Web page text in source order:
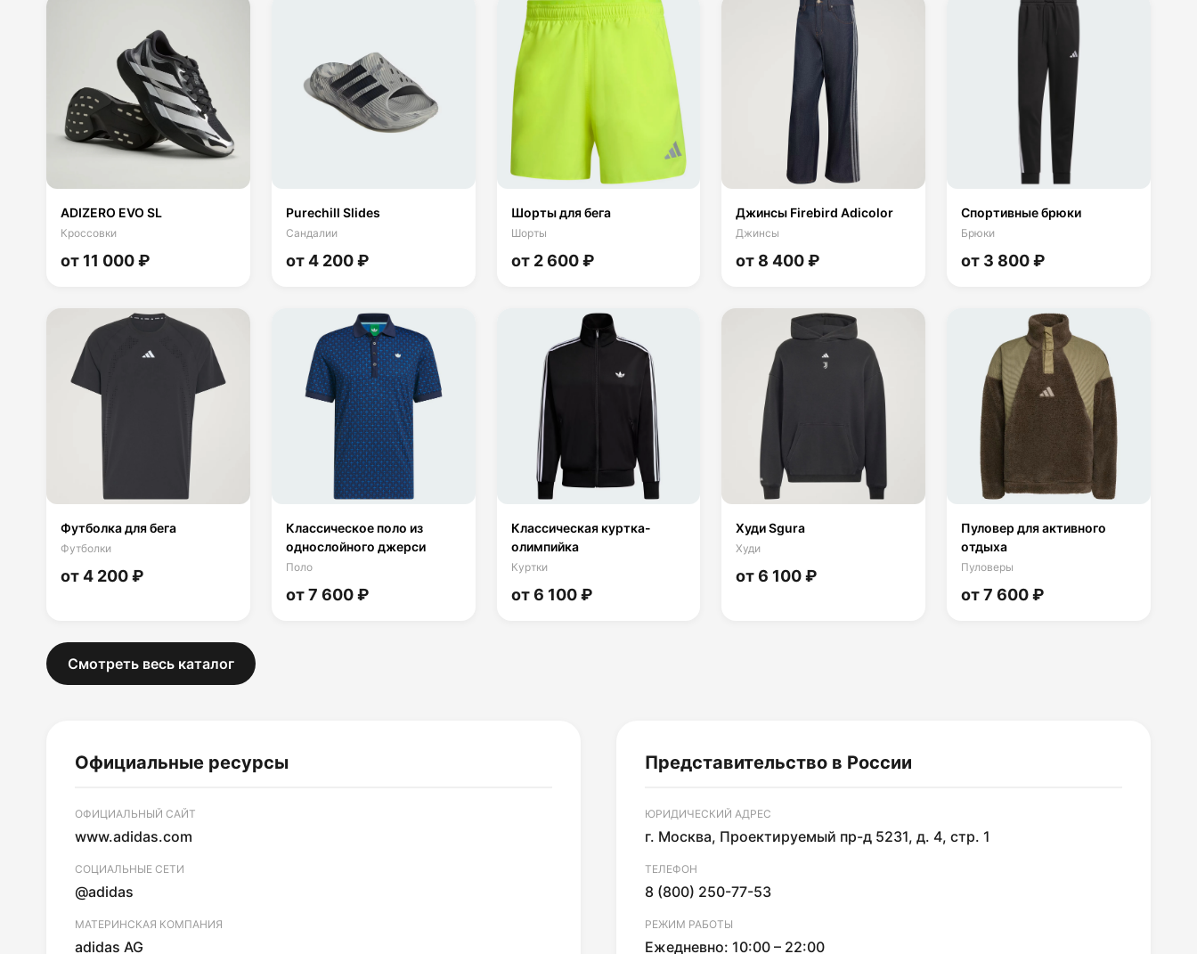
ADIZERO EVO SL
Кроссовки
от 11 000 ₽
Purechill Slides
Сандалии
от 4 200 ₽
Шорты для бега
Шорты
от 2 600 ₽
Джинсы Firebird Adicolor
Джинсы
от 8 400 ₽
Спортивные брюки
Брюки
от 3 800 ₽
Футболка для бега
Футболки
от 4 200 ₽
Классическое поло из
однослойного джерси
Поло
от 7 600 ₽
Классическая куртка-
олимпийка
Куртки
от 6 100 ₽
Худи Sgura
Худи
от 6 100 ₽
Пуловер для активного
отдыха
Пуловеры
от 7 600 ₽
Смотреть весь каталог
Официальные ресурсы
ОФИЦИАЛЬНЫЙ САЙТ
www.adidas.com
СОЦИАЛЬНЫЕ СЕТИ
@adidas
МАТЕРИНСКАЯ КОМПАНИЯ
adidas AG
Представительство в России
ЮРИДИЧЕСКИЙ АДРЕС
г. Москва, Проектируемый пр-д 5231, д. 4, стр. 1
ТЕЛЕФОН
8 (800) 250-77-53
РЕЖИМ РАБОТЫ
Ежедневно: 10:00 – 22:00